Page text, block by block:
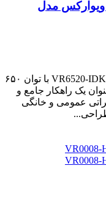
650 وات 20 پارچه ویوارکس مدل
کیت دریل برقی ویوارکس (Vivarex) مدل VR6520-IDK با توان ۶۵۰
به عنوان یک راهکار جامع و
عمومی و خانگی